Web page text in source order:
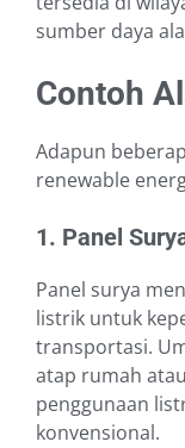
sumber daya
Contoh
Adapun
renewable
1. Panel
Panel surya
listrik untuk
transportasi.
atap rumah
penggunaan
konvensional.